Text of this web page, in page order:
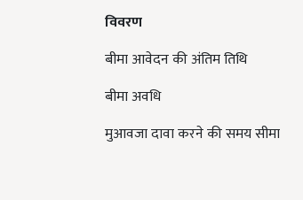
विवरण
बीमा आवेदन की अंतिम तिथि
बीमा अवधि
मुआवजा दावा करने की समय सीमा